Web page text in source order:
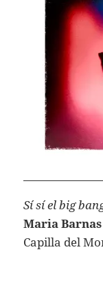
Sí sí el big
Maria Barnas
Capilla del